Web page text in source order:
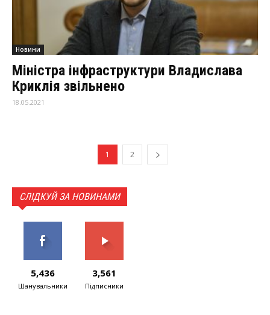
Новини
Міністра інфраструктури Владислава
Криклія звільнено
18.05.2021
1 2
СЛІДКУЙ ЗА НОВИНАМИ
5,436
Шанувальники
3,561
Підписники